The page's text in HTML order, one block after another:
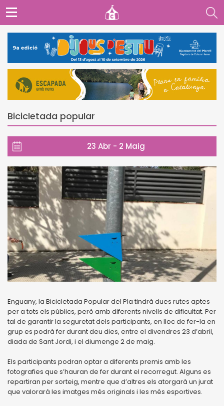
Bicicletada popular
23 Abr - 2 Maig
Enguany, la Bicicletada Popular del Pla tindrà dues rutes aptes
per a tots els públics, però amb diferents nivells de dificultat. Per
tal de garantir la seguretat dels participants, en lloc de fer-la en
grup es podrà fer durant deu dies, entre el divendres 23 d’abril,
diada de Sant Jordi, i el diumenge 2 de maig.
Els participants podran optar a diferents premis amb les
fotografies que s’hauran de fer durant el recorregut. Alguns es
repartiran per sorteig, mentre que d’altres els atorgarà un jurat
que valorarà les imatges més originals i les més esportives.